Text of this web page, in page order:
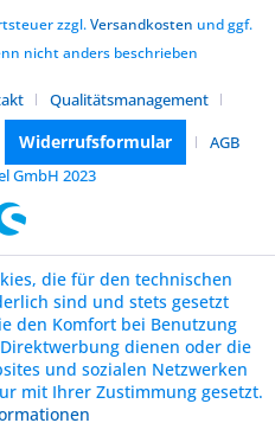
zzgl.Versandkosten und ggf.
nicht anders beschrieben
Qualitätsmanagement
Widerrufsformular
AGB
GmbH 2023
die für den technischen
sind und stets gesetzt
den Komfort bei Benutzung
dienen oder die
und sozialen Netzwerken
mit Ihrer Zustimmung gesetzt.